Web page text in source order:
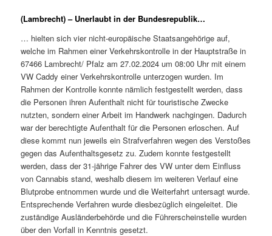
(Lambrecht) – Unerlaubt in der Bundesrepublik…
… hielten sich vier nicht-europäische Staatsangehörige auf,
welche im Rahmen einer Verkehrskontrolle in der Hauptstraße in
67466 Lambrecht/ Pfalz am 27.02.2024 um 08:00 Uhr mit einem
VW Caddy einer Verkehrskontrolle unterzogen wurden. Im
Rahmen der Kontrolle konnte nämlich festgestellt werden, dass
die Personen ihren Aufenthalt nicht für touristische Zwecke
nutzten, sondern einer Arbeit im Handwerk nachgingen. Dadurch
war der berechtigte Aufenthalt für die Personen erloschen. Auf
diese kommt nun jeweils ein Strafverfahren wegen des Verstoßes
gegen das Aufenthaltsgesetz zu. Zudem konnte festgestellt
werden, dass der 31-jährige Fahrer des VW unter dem Einfluss
von Cannabis stand, weshalb diesem im weiteren Verlauf eine
Blutprobe entnommen wurde und die Weiterfahrt untersagt wurde.
Entsprechende Verfahren wurde diesbezüglich eingeleitet. Die
zuständige Ausländerbehörde und die Führerscheinstelle wurden
über den Vorfall in Kenntnis gesetzt.